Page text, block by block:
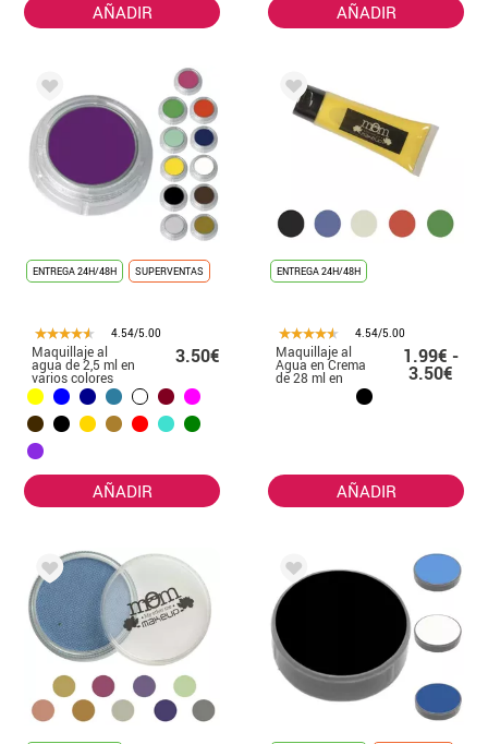
AÑADIR AÑADIR
ENTREGA 24H/48H SUPERVENTAS
4.54/5.00
Maquillaje al
agua de 2,5 ml en
varios colores
3.50€
AÑADIR
ENTREGA 24H/48H
4.54/5.00
Maquillaje al
Agua en Crema
de 28 ml en
varios colores
1.99€ -
3.50€
AÑADIR